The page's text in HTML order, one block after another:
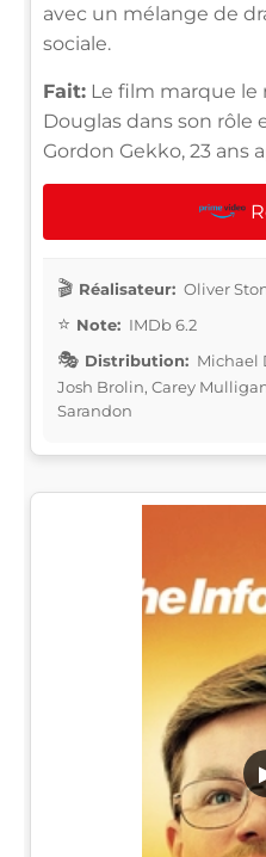
avec un mélange de
sociale.
Fait: Le film marque le
Douglas dans son
Gordon Gekko, 23 ans
Réalisateur: Oliver
Note: IMDb 6.2
Distribution: Michael
Josh Brolin, Carey
Sarandon